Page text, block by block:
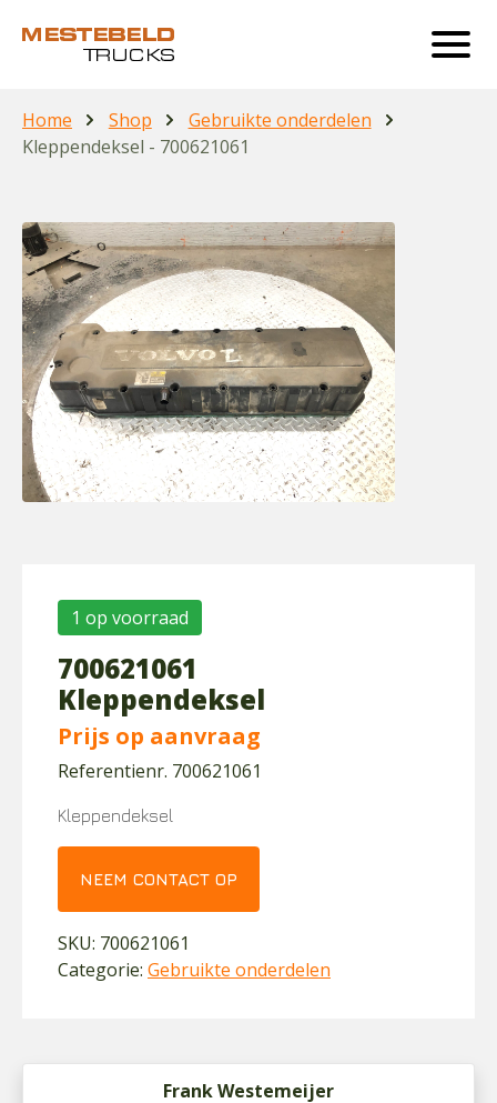
Home Shop
Gebruikte onderdelen
Kleppendeksel - 700621061
1 op voorraad
700621061
Kleppendeksel
Prijs op aanvraag
Referentienr. 700621061
Kleppendeksel
NEEM CONTACT OP
SKU: 700621061
Categorie: Gebruikte onderdelen
Frank Westemeijer